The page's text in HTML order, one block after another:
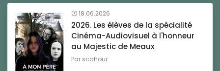
18.06.2026
2026. Les élèves de la spécialité
Cinéma-Audiovisuel à l'honneur
au Majestic de Meaux
Par scahour